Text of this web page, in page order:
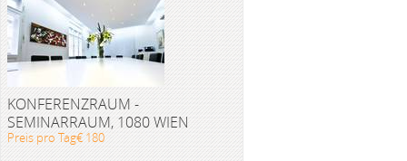
KONFERENZRAUM -
SEMINARRAUM, 1080 WIEN
Preis pro Tag€ 180